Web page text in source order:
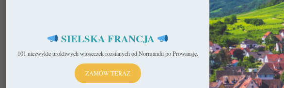
SIELSKA FRANCJA
101 niezwykle urokliwych wioseczek rozsianych od Normandii po Prowansję.
ZAMÓW TERAZ